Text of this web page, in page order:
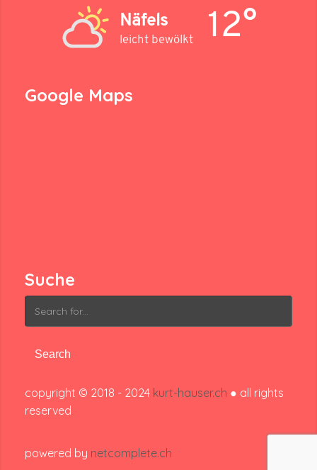
Näfels
leicht bewölkt 12°
Google Maps
Suche
Search
for:
copyright © 2018 - 2024 kurt-hauser.ch ● all rights
reserved
powered by netcomplete.ch